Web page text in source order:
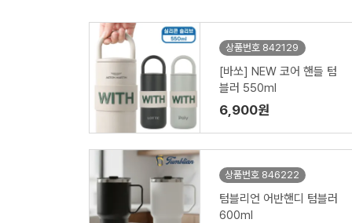
상품번호 842129
[바쏘] NEW 코어 핸들 텀
블러 550ml
6,900원
상품번호 846222
텀블리언 어반핸디 텀블러
600ml